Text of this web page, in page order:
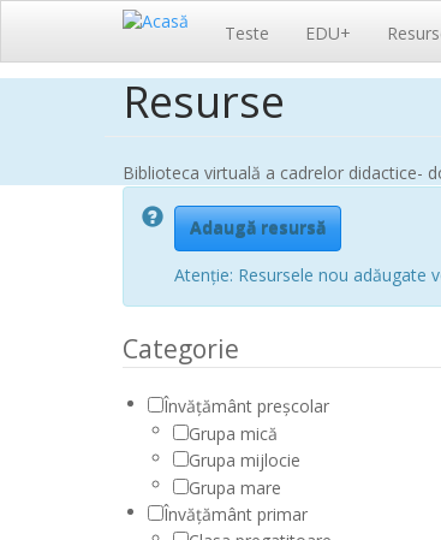
Navigare
principală
Teste EDU+
Resurse
Biblioteca virtuală a cadrelor didactice-
Adaugă resursă
Atenție: Resursele nou adăugate
Categorie
Învățământ preșcolar
Grupa mică
Grupa mijlocie
Grupa mare
Învățământ primar